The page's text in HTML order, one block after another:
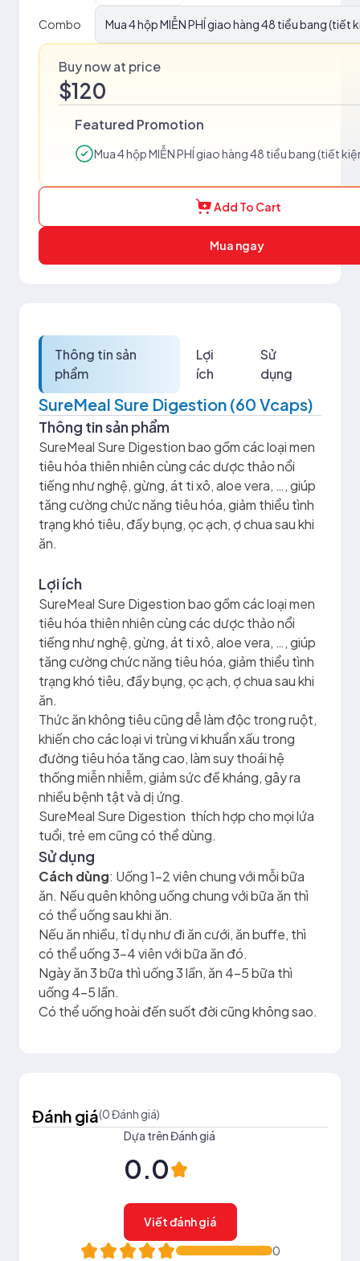
Combo Mua 4 hộp MIỄN PHÍ giao hàng 48 tiểu bang (tiết
Buy now at price
$120
Featured Promotion
Mua 4 hộp MIỄN PHÍ giao hàng 48 tiểu bang (tiết
Add To Cart
Mua ngay
Thông tin sản
phẩm
Lợi
ích
Sử
dụng
SureMeal Sure Digestion (60 Vcaps)
Thông tin sản phẩm
SureMeal Sure Digestion bao gồm các loại men
tiêu hóa thiên nhiên cùng các dược thảo nổi
tiếng như nghệ, gừng, át ti xô, aloe vera, …, giúp
tăng cường chức năng tiêu hóa, giảm thiểu tình
trạng khó tiêu, đầy bụng, ọc ạch, ợ chua sau khi
ăn.
Lợi ích
SureMeal Sure Digestion bao gồm các loại men
tiêu hóa thiên nhiên cùng các dược thảo nổi
tiếng như nghệ, gừng, át ti xô, aloe vera, …, giúp
tăng cường chức năng tiêu hóa, giảm thiểu tình
trạng khó tiêu, đầy bụng, ọc ạch, ợ chua sau khi
ăn.
Thức ăn không tiêu cũng dễ làm độc trong ruột,
khiến cho các loại vi trùng vi khuẩn xấu trong
đường tiêu hóa tăng cao, làm suy thoái hệ
thống miễn nhiễm, giảm sức đề kháng, gây ra
nhiều bệnh tật và dị ứng.
SureMeal Sure Digestion thích hợp cho mọi lứa
tuổi, trẻ em cũng có thể dùng.
Sử dụng
Cách dùng: Uống 1-2 viên chung với mỗi bữa
ăn. Nếu quên không uống chung với bữa ăn thì
có thể uống sau khi ăn.
Nếu ăn nhiều, tỉ dụ như đi ăn cưới, ăn buffe, thì
có thể uống 3-4 viên với bữa ăn đó.
Ngày ăn 3 bữa thì uống 3 lần, ăn 4-5 bữa thì
uống 4-5 lần.
Có thể uống hoài đến suốt đời cũng không sao.
Đánh giá(0 Đánh giá)
Dựa trên Đánh giá
0.0
Viết đánh giá
0